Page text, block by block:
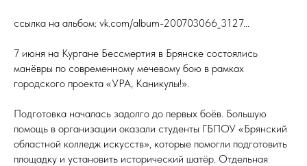
ссылка на альбом: vk.com/album-200703066_3127...
7 июня на Кургане Бессмертия в Брянске состоялись
манёвры по современному мечевому бою в рамках
городского проекта «УРА, Каникулы!».
Подготовка началась задолго до первых боёв. Большую
помощь в организации оказали студенты ГБПОУ «Брянский
областной колледж искусств», которые помогли подготовить
площадку и установить исторический шатёр. Отдельная